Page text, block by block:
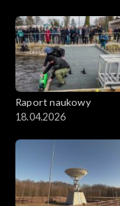
Raport naukowy
18.04.2026